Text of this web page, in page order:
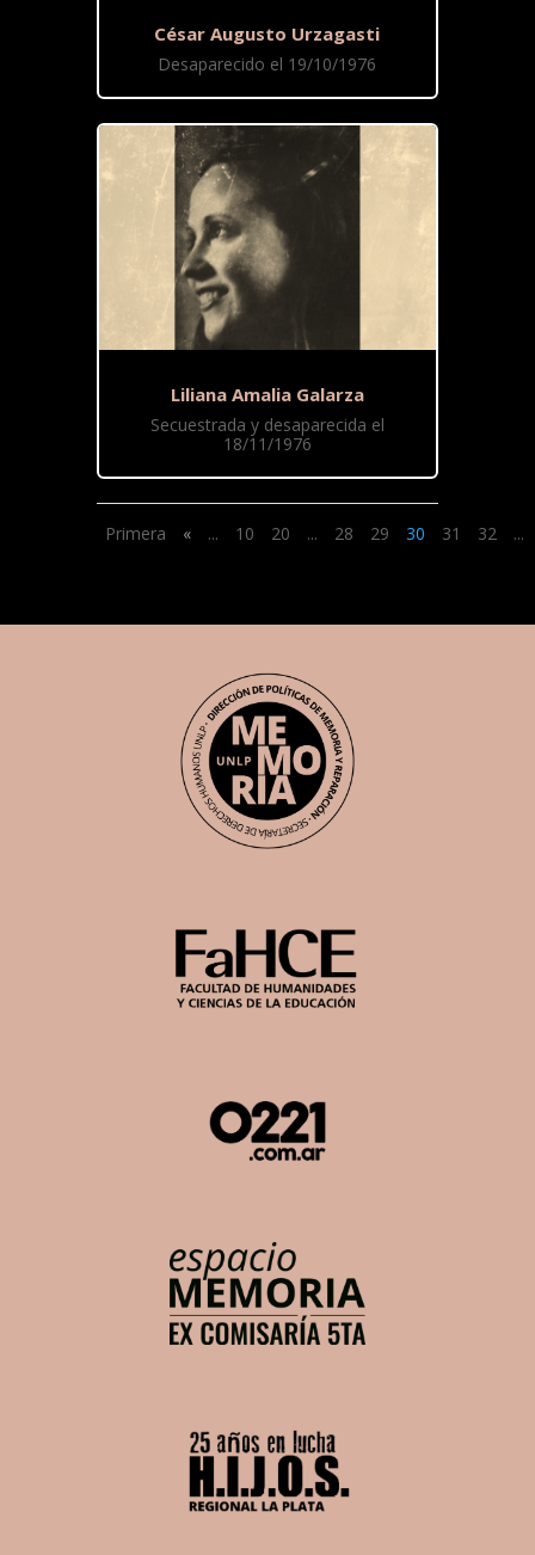
César Augusto Urzagasti
Desaparecido el 19/10/1976
Liliana Amalia Galarza
Secuestrada y desaparecida el
18/11/1976
Primera « ... 10 20 ... 28 29 30 31 32 ...